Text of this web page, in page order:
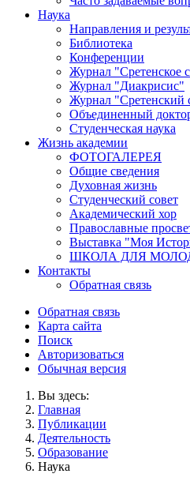
Наука
Направления и
Библиотека
Конференции
Журнал "Сретенское
Журнал "Диакрисис"
Журнал "Сретенский
Объединенный
Студенческая наука
Жизнь академии
ФОТОГАЛЕРЕЯ
Общие сведения
Духовная жизнь
Студенческий совет
Академический хор
Православные
Выставка "Моя
ШКОЛА ДЛЯ
Контакты
Обратная связь
Обратная связь
Карта сайта
Поиск
Авторизоваться
Обычная версия
Вы здесь:
Главная
Публикации
Деятельность
Образование
Наука